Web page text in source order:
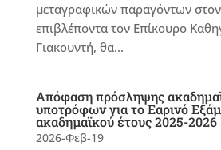
μεταγραφικών παραγόντων στον
επιβλέποντα τον Επίκουρο
Γιακουντή, θα...
Απόφαση πρόσληψης
υποτρόφων για το Εαρινό
ακαδημαϊκού έτους 2025-2026
2026-Φεβ-19